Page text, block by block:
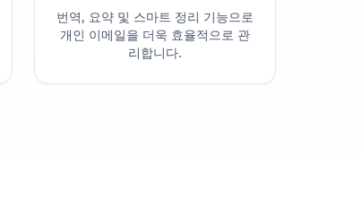
번역, 요약 및 스마트 정리 기능으로
개인 이메일을 더욱 효율적으로 관
리합니다.